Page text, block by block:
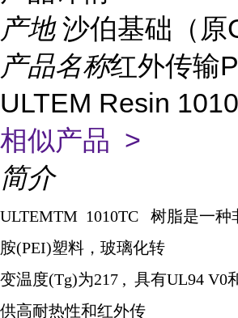
产地 沙伯基础（原
产品名称红外传输
ULTEM Resin
相似产品 >
简介
ULTEMTM 1010TC 树脂是一种
胺(PEI)塑料，玻璃化转
变温度(Tg)为217 , 具有UL94 V0
供高耐热性和红外传